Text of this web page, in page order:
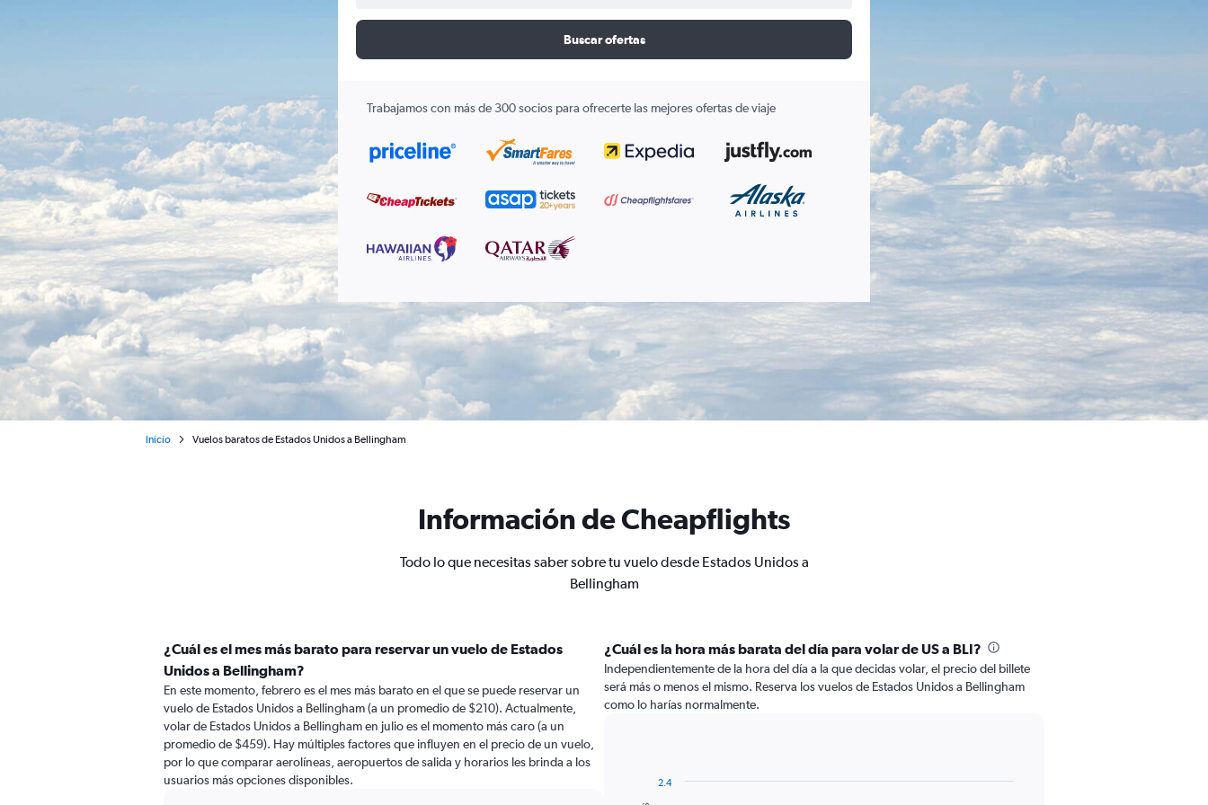
Buscar ofertas
Trabajamos con más de 300 socios para ofrecerte las mejores ofertas de viaje
Inicio Vuelos baratos de Estados Unidos a Bellingham
Información de Cheapflights
Todo lo que necesitas saber sobre tu vuelo desde Estados Unidos a
Bellingham
¿Cuál es el mes más barato para reservar un vuelo de Estados
Unidos a Bellingham?
En este momento, febrero es el mes más barato en el que se puede reservar un
vuelo de Estados Unidos a Bellingham (a un promedio de $210). Actualmente,
volar de Estados Unidos a Bellingham en julio es el momento más caro (a un
promedio de $459). Hay múltiples factores que influyen en el precio de un vuelo,
por lo que comparar aerolíneas, aeropuertos de salida y horarios les brinda a los
usuarios más opciones disponibles.
¿Cuál es la hora más barata del día para volar de US a BLI?
Independientemente de la hora del día a la que decidas volar, el precio del billete
será más o menos el mismo. Reserva los vuelos de Estados Unidos a Bellingham
como lo harías normalmente.
Chart
2.4